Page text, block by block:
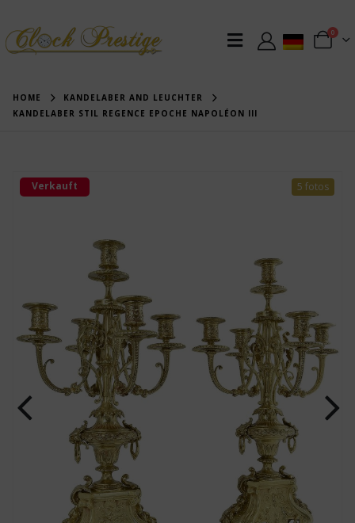
0
HOME
KANDELABER AND LEUCHTER
KANDELABER STIL REGENCE EPOCHE NAPOLÉON III
5 fotos
Verkauft